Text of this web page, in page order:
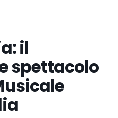
il
spettacolo